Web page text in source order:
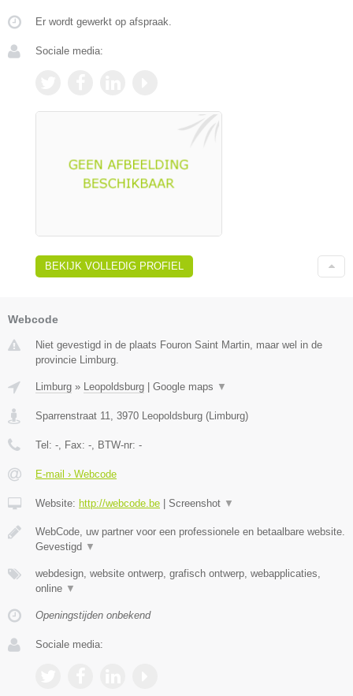
Er wordt gewerkt op afspraak.
Sociale media:
BEKIJK VOLLEDIG PROFIEL
Webcode
Niet gevestigd in de plaats Fouron Saint Martin, maar wel in de
provincie Limburg.
Limburg » Leopoldsburg | Google maps ▼
Sparrenstraat 11 3970 Leopoldsburg (Limburg)
Tel: - , Fax: - , BTW-nr: -
E-mail › Webcode
Website: http://webcode.be | Screenshot ▼
WebCode, uw partner voor een professionele en betaalbare website.
Gevestigd ▼
webdesign, website ontwerp, grafisch ontwerp, webapplicaties,
online ▼
Openingstijden onbekend
Sociale media: